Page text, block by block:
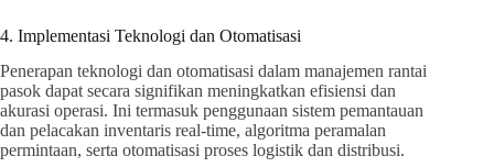
4. Implementasi Teknologi dan Otomatisasi
Penerapan teknologi dan otomatisasi dalam manajemen rantai
pasok dapat secara signifikan meningkatkan efisiensi dan
akurasi operasi. Ini termasuk penggunaan sistem pemantauan
dan pelacakan inventaris real-time, algoritma peramalan
permintaan, serta otomatisasi proses logistik dan distribusi.